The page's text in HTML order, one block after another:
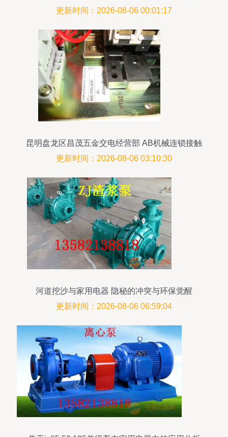
市场新趋势
更新时间：2026-08-06 00:01:17
昆明盘龙区昌茂五金交电经营部 AB机械连锁接触
器500-AOD930现货供应及配件服务
更新时间：2026-08-06 03:10:30
河道挖沙与家用电器 隐秘的冲突与环保觉醒
更新时间：2026-08-06 06:59:04